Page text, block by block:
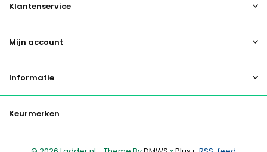
Klantenservice
Mijn account
Informatie
Keurmerken